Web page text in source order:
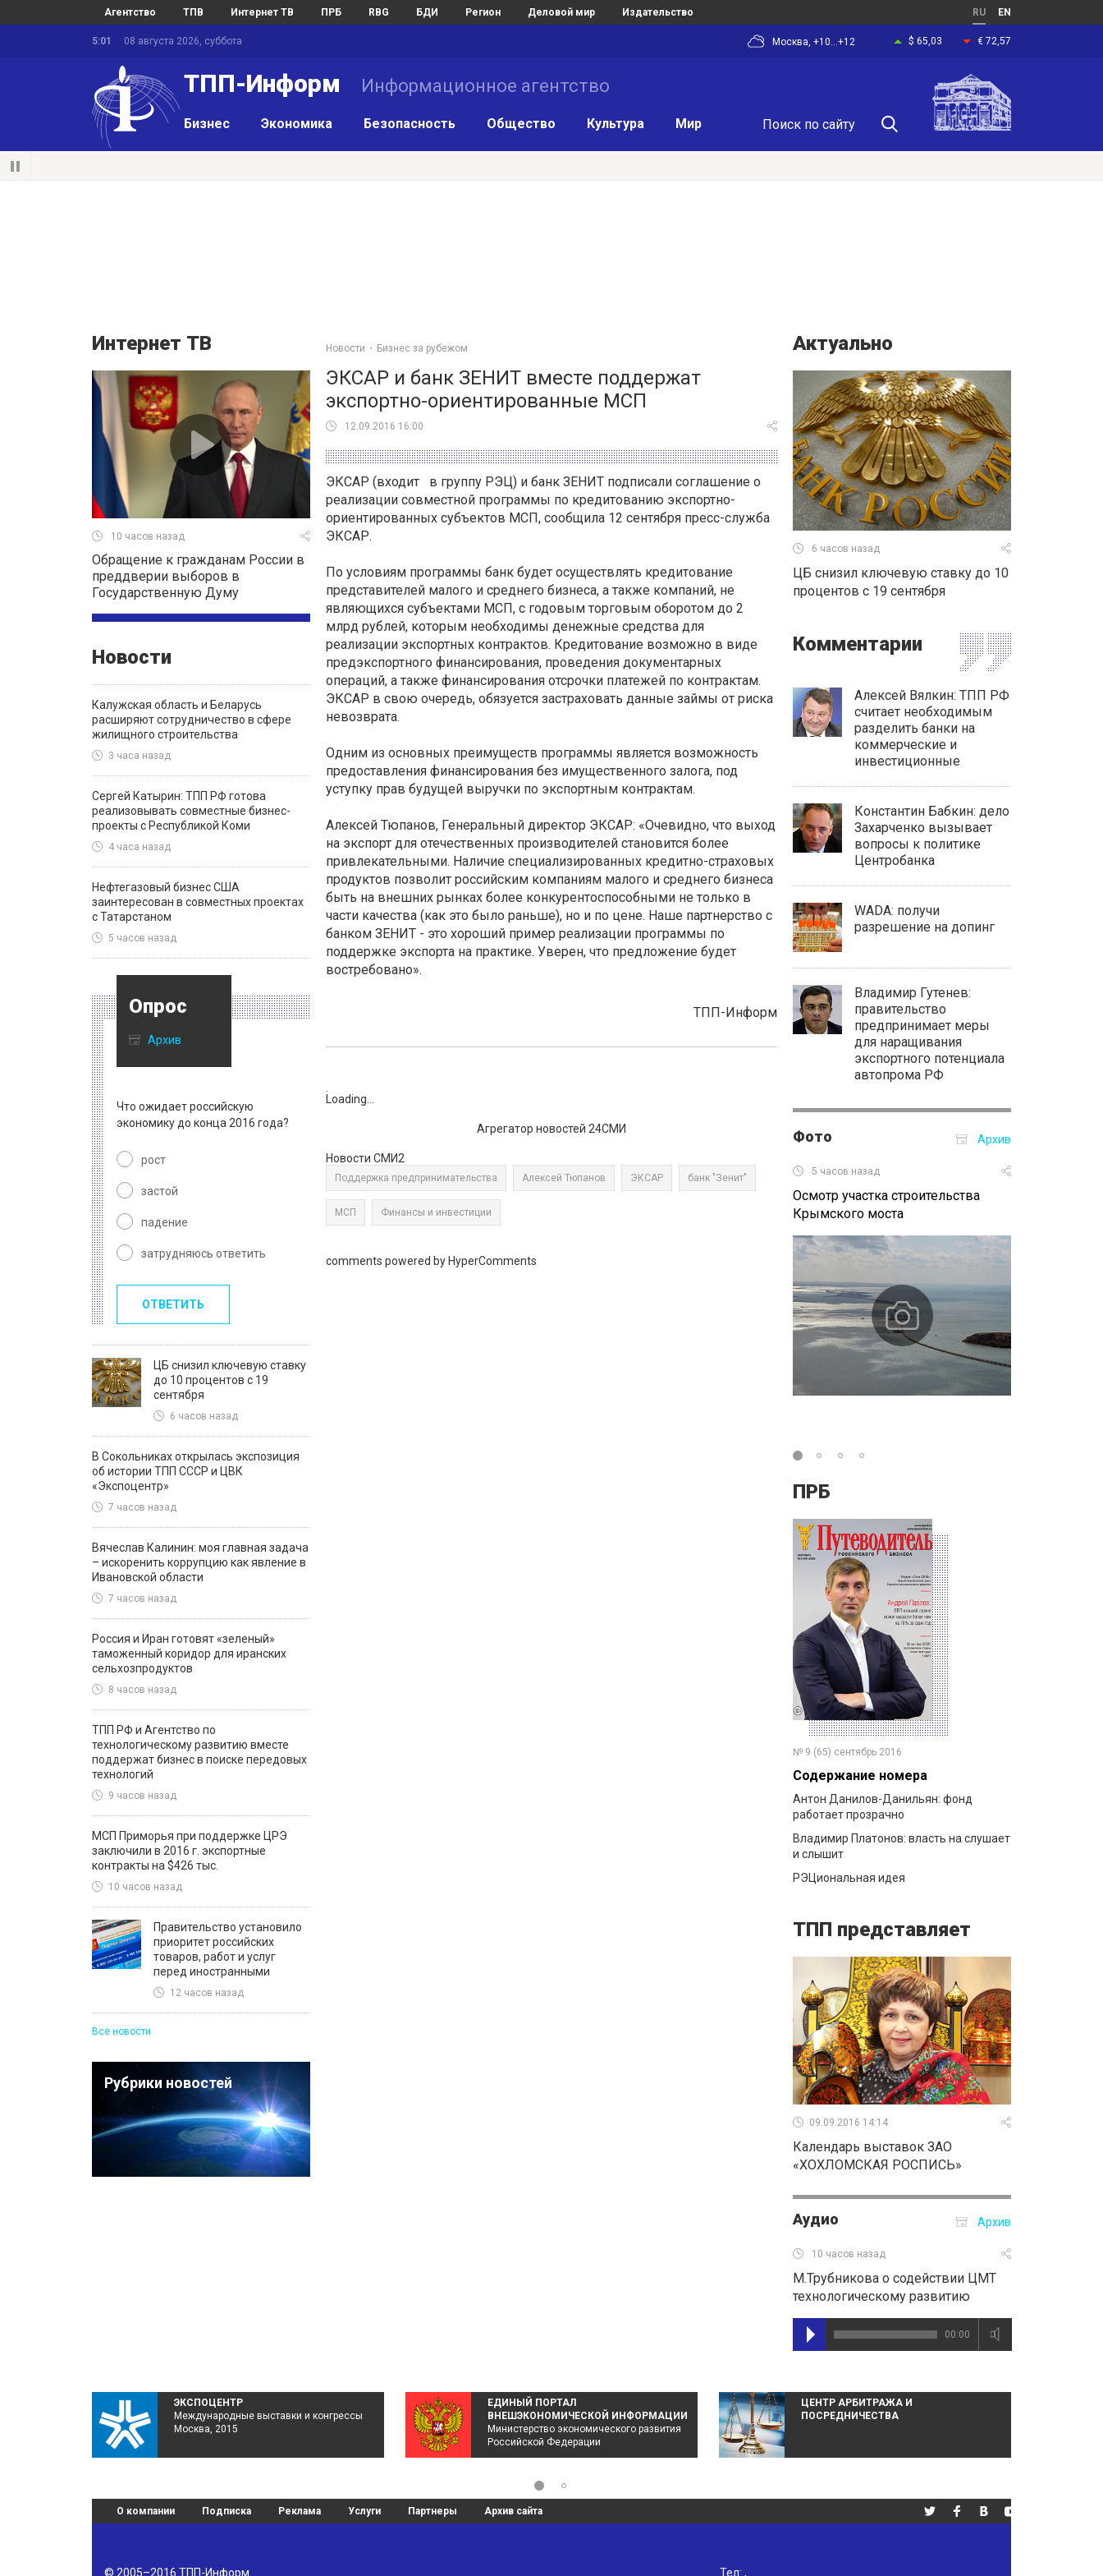
Агентство ТПВ Интернет ТВ ПРБ RBG БДИ Регион Деловой мир Издательство RU EN
5:01 08 августа 2026, суббота $ 65,03 € 72,57
Москва, +10...+12
ТПП-Информ Информационное агентство
Бизнес Экономика Безопасность Общество Культура Мир
Интернет ТВ
10 часов назад
Обращение к гражданам России в
преддверии выборов в
Государственную Думу
Новости
Калужская область и Беларусь
расширяют сотрудничество в сфере
жилищного строительства
3 часа назад
Сергей Катырин: ТПП РФ готова
реализовывать совместные бизнес-
проекты с Республикой Коми
4 часа назад
Нефтегазовый бизнес США
заинтересован в совместных проектах
с Татарстаном
5 часов назад
Опрос
Архив
Что ожидает российскую
экономику до конца 2016 года?
рост
застой
падение
затрудняюсь ответить
ОТВЕТИТЬ
ЦБ снизил ключевую ставку
до 10 процентов с 19
сентября
6 часов назад
В Сокольниках открылась экспозиция
об истории ТПП СССР и ЦВК
«Экспоцентр»
7 часов назад
Вячеслав Калинин: моя главная задача
– искоренить коррупцию как явление в
Ивановской области
7 часов назад
Россия и Иран готовят «зеленый»
таможенный коридор для иранских
сельхозпродуктов
8 часов назад
ТПП РФ и Агентство по
технологическому развитию вместе
поддержат бизнес в поиске передовых
технологий
9 часов назад
МСП Приморья при поддержке ЦРЭ
заключили в 2016 г. экспортные
контракты на $426 тыс.
10 часов назад
Правительство установило
приоритет российских
товаров, работ и услуг
перед иностранными
12 часов назад
Все новости
Рубрики новостей
Новости Бизнес за рубежом
ЭКСАР и банк ЗЕНИТ вместе поддержат
экспортно-ориентированные МСП
12.09.2016 16:00
ЭКСАР (входит в группу РЭЦ) и банк ЗЕНИТ подписали соглашение о
реализации совместной программы по кредитованию экспортно-
ориентированных субъектов МСП, сообщила 12 сентября пресс-служба
ЭКСАР.
По условиям программы банк будет осуществлять кредитование
представителей малого и среднего бизнеса, а также компаний, не
являющихся субъектами МСП, с годовым торговым оборотом до 2
млрд рублей, которым необходимы денежные средства для
реализации экспортных контрактов. Кредитование возможно в виде
предэкспортного финансирования, проведения документарных
операций, а также финансирования отсрочки платежей по контрактам.
ЭКСАР в свою очередь, обязуется застраховать данные займы от риска
невозврата.
Одним из основных преимуществ программы является возможность
предоставления финансирования без имущественного залога, под
уступку прав будущей выручки по экспортным контрактам.
Алексей Тюпанов, Генеральный директор ЭКСАР: «Очевидно, что выход
на экспорт для отечественных производителей становится более
привлекательными. Наличие специализированных кредитно-страховых
продуктов позволит российским компаниям малого и среднего бизнеса
быть на внешних рынках более конкурентоспособными не только в
части качества (как это было раньше), но и по цене. Наше партнерство с
банком ЗЕНИТ - это хороший пример реализации программы по
поддержке экспорта на практике. Уверен, что предложение будет
востребовано».
ТПП-Информ
: Loading...
Агрегатор новостей 24СМИ
Новости СМИ2
Поддержка предпринимательства Алексей Тюпанов ЭКСАР банк "Зенит"
МСП Финансы и инвестиции
comments powered by HyperComments
Актуально
6 часов назад
ЦБ снизил ключевую ставку до 10
процентов с 19 сентября
Комментарии
Алексей Вялкин: ТПП РФ
считает необходимым
разделить банки на
коммерческие и
инвестиционные
Константин Бабкин: дело
Захарченко вызывает
вопросы к политике
Центробанка
WADA: получи
разрешение на допинг
Владимир Гутенев:
правительство
предпринимает меры
для наращивания
экспортного потенциала
автопрома РФ
Фото Архив
5 часов назад
Осмотр участка строительства
Крымского моста
ПРБ
№ 9 (65) сентябрь 2016
Содержание номера
Антон Данилов-Данильян: фонд
работает прозрачно
Владимир Платонов: власть на слушает
и слышит
РЭЦиональная идея
ТПП представляет
09.09.2016 14:14
Календарь выставок ЗАО
«ХОХЛОМСКАЯ РОСПИСЬ»
Аудио Архив
10 часов назад
М.Трубникова о содействии ЦМТ
технологическому развитию
00:00
ЭКСПОЦЕНТР
Международные выставки и конгрессы
Москва, 2015
ЕДИНЫЙ ПОРТАЛ
ВНЕШЭКОНОМИЧЕСКОЙ ИНФОРМАЦИИ
Министерство экономического развития
Российской Федерации
ЦЕНТР АРБИТРАЖА И
ПОСРЕДНИЧЕСТВА
О компании Подписка Реклама Услуги Партнеры Архив сайта
© 2005–2016 ТПП-Информ Тел: ,